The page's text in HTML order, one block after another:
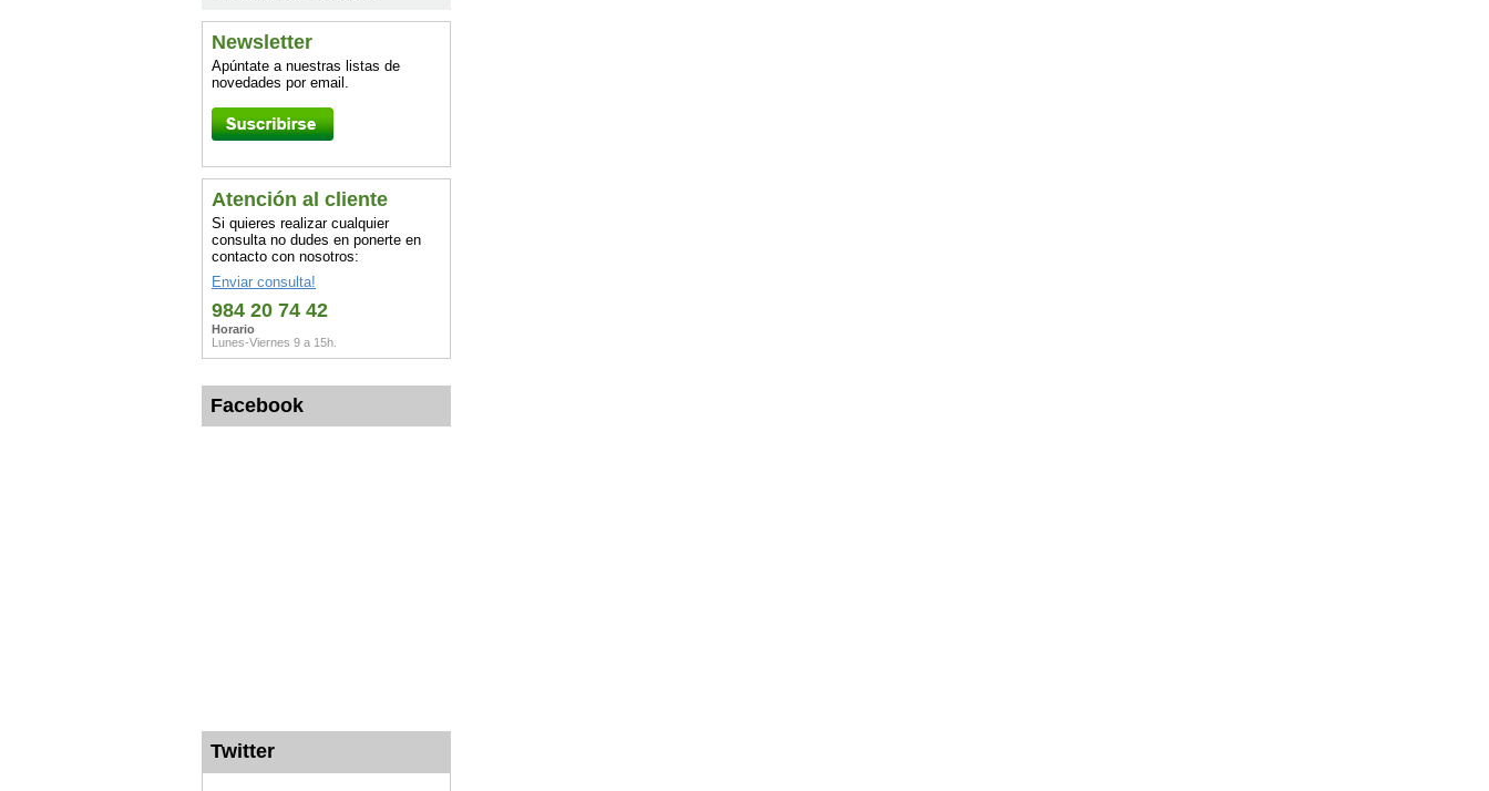
Newsletter
Apúntate a nuestras listas de
novedades por email.
Atención al cliente
Si quieres realizar cualquier
consulta no dudes en ponerte en
contacto con nosotros:
Enviar consulta!
984 20 74 42
Horario
Lunes-Viernes 9 a 15h.
Facebook
Twitter